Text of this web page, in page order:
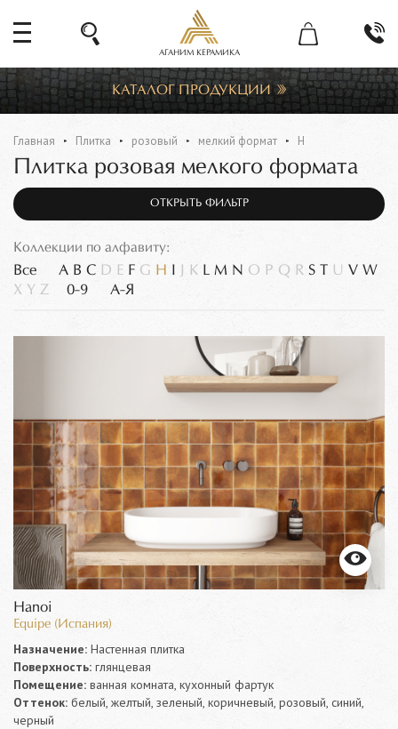
АГАНИМ КЕРАМИКА
КАТАЛОГ ПРОДУКЦИИ
Главная Плитка розовый мелкий формат H
Плитка розовая мелкого формата
ОТКРЫТЬ ФИЛЬТР
Коллекции по алфавиту:
Все A B C D E F G H K L M N O P Q R S T U V W
X Y Z 0-9 А-Я
Hanoi
Equipe (Испания)
Назначение: Настенная плитка
Поверхность: глянцевая
Помещение: ванная комната, кухонный фартук
Оттенок: белый, желтый, зеленый, коричневый, розовый, синий,
черный